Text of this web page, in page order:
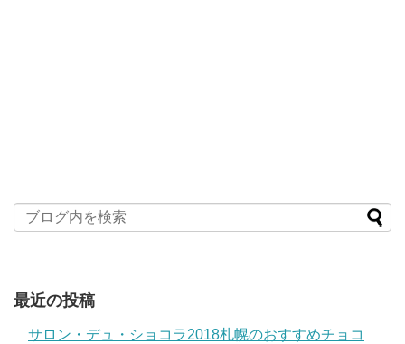
最近の投稿
サロン・デュ・ショコラ2018札幌のおすすめチョコ